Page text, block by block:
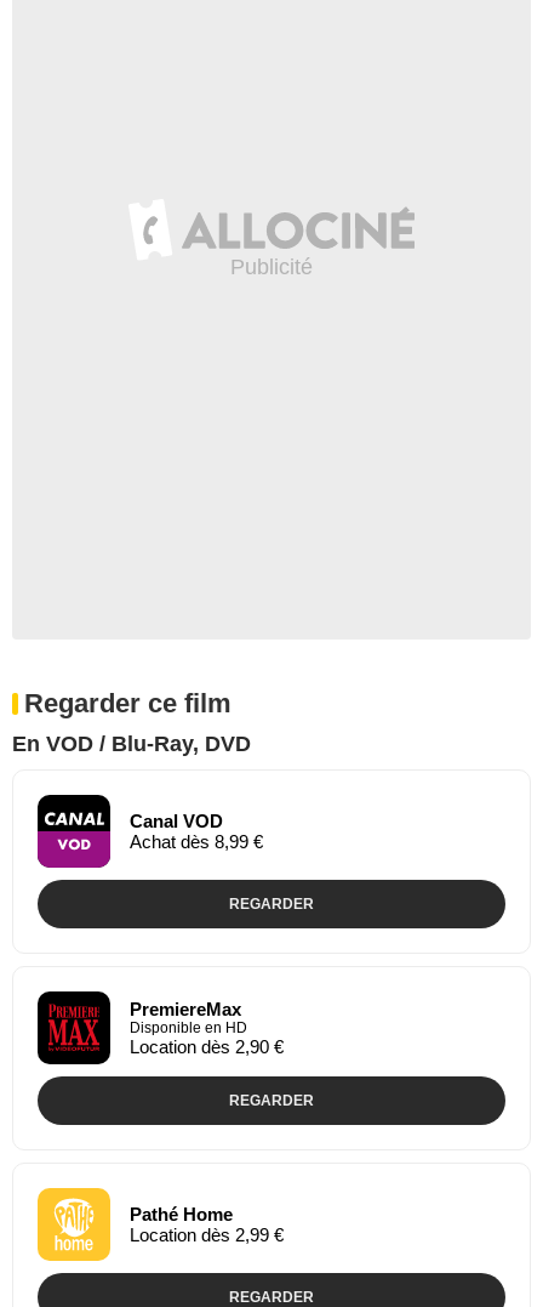
Regarder ce film
En VOD / Blu-Ray, DVD
Canal VOD
Achat dès 8,99 €
REGARDER
PremiereMax
Disponible en HD
Location dès 2,90 €
REGARDER
Pathé Home
Location dès 2,99 €
REGARDER